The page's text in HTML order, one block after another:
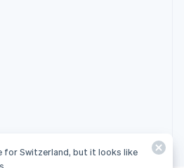
for Switzerland, but it looks like